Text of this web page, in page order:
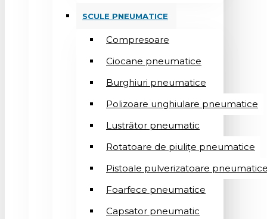
SCULE PNEUMATICE
Compresoare
Ciocane pneumatice
Burghiuri pneumatice
Polizoare unghiulare pneumatice
Lustrător pneumatic
Rotatoare de piulițe pneumatice
Pistoale pulverizatoare
Foarfece pneumatice
Capsator pneumatic